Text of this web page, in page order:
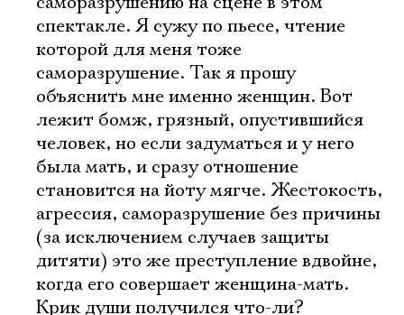
спектакле. Я сужу по пьесе, чтение
которой для меня тоже
саморазрушение. Так я прошу
объяснить мне именно женщин. Вот
лежит бомж, грязный, опустившийся
человек, но если задуматься и у него
была мать, и сразу отношение
становится на йоту мягче. Жестокость,
агрессия, саморазрушение без причины
(за исключением случаев защиты
дитяти) это же преступление вдвойне,
когда его совершает женщина-мать.
Крик души получился что-ли?